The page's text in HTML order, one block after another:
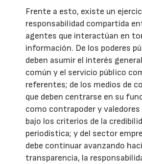
Frente a esto, existe un
responsabilidad compartida
agentes que interactúan en
información. De los poderes
deben asumir el interés
común y el servicio público
referentes; de los medios de
que deben centrarse en su
como contrapoder y valedores
bajo los criterios de la
periodística; y del sector
debe continuar avanzando
transparencia, la